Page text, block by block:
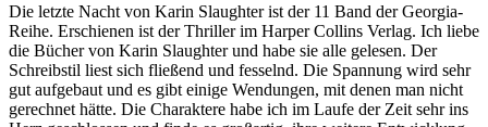
Die letzte Nacht von Karin Slaughter ist der 11 Band der Georgia-
Reihe. Erschienen ist der Thriller im Harper Collins Verlag. Ich liebe
die Bücher von Karin Slaughter und habe sie alle gelesen. Der
Schreibstil liest sich fließend und fesselnd. Die Spannung wird sehr
gut aufgebaut und es gibt einige Wendungen, mit denen man nicht
gerechnet hätte. Die Charaktere habe ich im Laufe der Zeit sehr ins